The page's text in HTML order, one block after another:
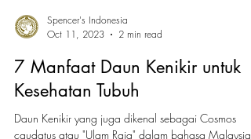
Spencer's Indonesia
Oct 11, 2023
2 min read
7 Manfaat Daun Kenikir untuk